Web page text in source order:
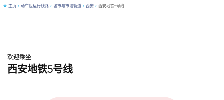
主页 动车组运行线路 城市与市域轨道 西安 西安地铁5号线
欢迎乘坐
西安地铁5号线